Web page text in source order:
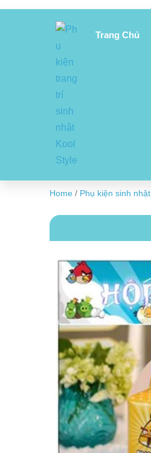
Trang Chủ
Home / Phụ kiện sinh nhật